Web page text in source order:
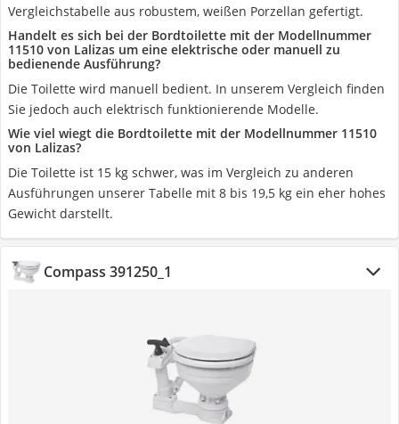
Vergleichstabelle aus robustem, weißen Porzellan gefertigt.
Handelt es sich bei der Bordtoilette mit der Modellnummer
11510 von Lalizas um eine elektrische oder manuell zu
bedienende Ausführung?
Die Toilette wird manuell bedient. In unserem Vergleich finden
Sie jedoch auch elektrisch funktionierende Modelle.
Wie viel wiegt die Bordtoilette mit der Modellnummer 11510
von Lalizas?
Die Toilette ist 15 kg schwer, was im Vergleich zu anderen
Ausführungen unserer Tabelle mit 8 bis 19,5 kg ein eher hohes
Gewicht darstellt.
Compass ‎391250_1